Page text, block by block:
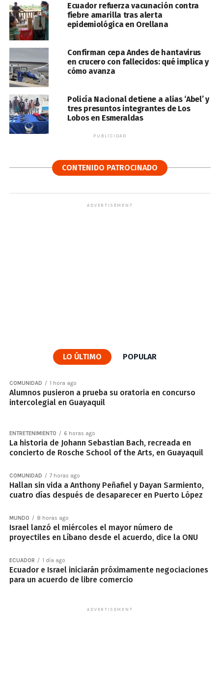
Ecuador refuerza vacunación contra
fiebre amarilla tras alerta
epidemiológica en Orellana
Confirman cepa Andes de hantavirus
en crucero con fallecidos: qué implica y
cómo avanza
Policía Nacional detiene a alias ‘Abel’ y
tres presuntos integrantes de Los
Lobos en Esmeraldas
PUBLICIDAD
CONTENIDO PATROCINADO
ADVERTISEMENT
LO ÚLTIMO POPULAR
COMUNIDAD 1 hora ago
Alumnos pusieron a prueba su oratoria en concurso
intercolegial en Guayaquil
ENTRETENIMIENTO 6 horas ago
La historia de Johann Sebastian Bach, recreada en
concierto de Rosche School of the Arts, en Guayaquil
COMUNIDAD 7 horas ago
Hallan sin vida a Anthony Peñafiel y Dayan Sarmiento,
cuatro días después de desaparecer en Puerto López
MUNDO 8 horas ago
Israel lanzó el miércoles el mayor número de
proyectiles en Líbano desde el acuerdo, dice la ONU
ECUADOR 1 día ago
Ecuador e Israel iniciarán próximamente negociaciones
para un acuerdo de libre comercio
ADVERTISEMENT